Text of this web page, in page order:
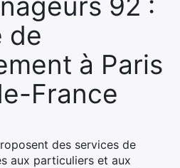
de
à Paris
France
des services de
aux particuliers et aux